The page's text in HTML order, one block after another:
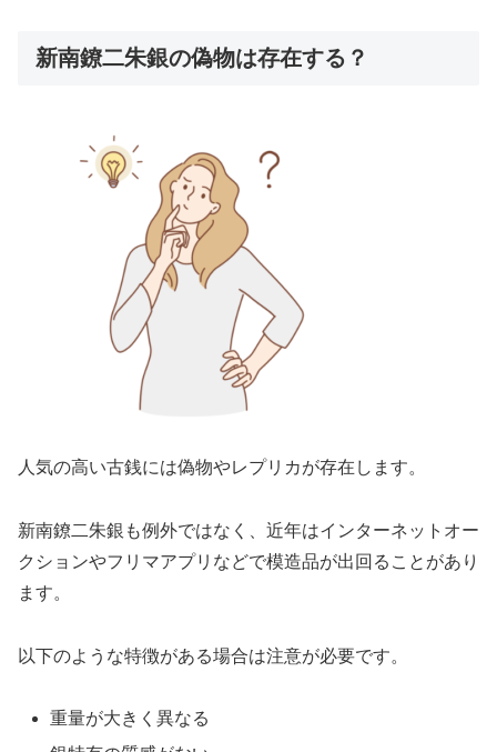
新南鐐二朱銀の偽物は存在する？
人気の高い古銭には偽物やレプリカが存在します。
新南鐐二朱銀も例外ではなく、近年はインターネットオー
クションやフリマアプリなどで模造品が出回ることがあり
ます。
以下のような特徴がある場合は注意が必要です。
重量が大きく異なる